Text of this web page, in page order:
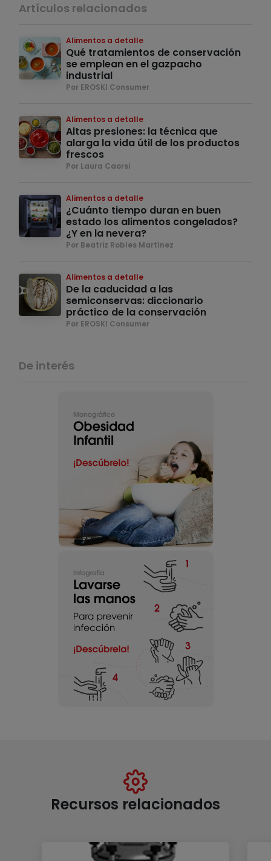
Artículos relacionados
Alimentos a detalle
Qué tratamientos de conservación
se emplean en el gazpacho
industrial
Por EROSKI Consumer
Alimentos a detalle
Altas presiones: la técnica que
alarga la vida útil de los productos
frescos
Por Laura Caorsi
Alimentos a detalle
¿Cuánto tiempo duran en buen
estado los alimentos congelados?
¿Y en la nevera?
Por Beatriz Robles Martínez
Alimentos a detalle
De la caducidad a las
semiconservas: diccionario
práctico de la conservación
Por EROSKI Consumer
De interés
Recursos relacionados